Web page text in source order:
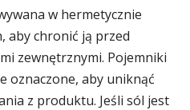
w hermetycznie
aby chronić ją przed
zewnętrznymi. Pojemniki
oznaczone, aby uniknąć
z produktu. Jeśli sól jest